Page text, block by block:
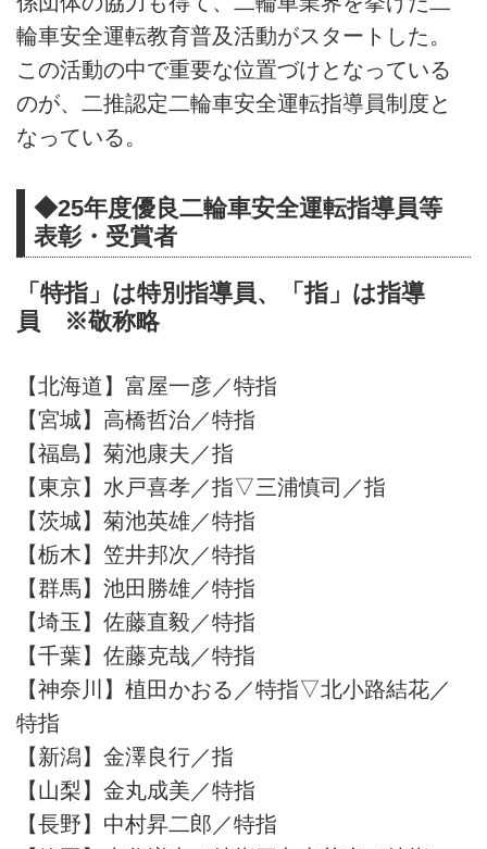
輪車安全運転教育普及活動がスタートした。
この活動の中で重要な位置づけとなっている
のが、二推認定二輪車安全運転指導員制度と
なっている。
◆25年度優良二輪車安全運転指導員等
表彰・受賞者
「特指」は特別指導員、「指」は指導
員 ※敬称略
【北海道】富屋一彦／特指
【宮城】高橋哲治／特指
【福島】菊池康夫／指
【東京】水戸喜孝／指▽三浦慎司／指
【茨城】菊池英雄／特指
【栃木】笠井邦次／特指
【群馬】池田勝雄／特指
【埼玉】佐藤直毅／特指
【千葉】佐藤克哉／特指
【神奈川】植田かおる／特指▽北小路結花／
特指
【新潟】金澤良行／指
【山梨】金丸成美／特指
【長野】中村昇二郎／特指